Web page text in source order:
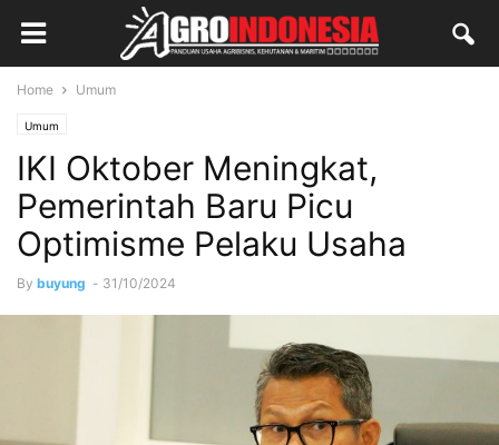
Home Umum
Umum
IKI Oktober Meningkat,
Pemerintah Baru Picu
Optimisme Pelaku Usaha
By buyung - 31/10/2024